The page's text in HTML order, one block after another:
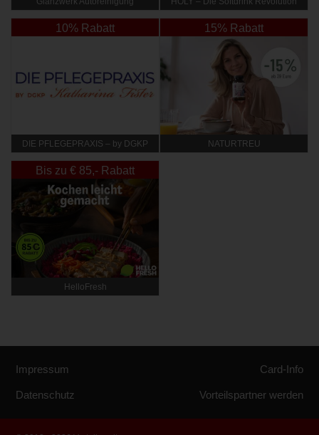
10% Rabatt
DIE PFLEGEPRAXIS – by DGKP
15% Rabatt
NATURTREU
Bis zu € 85,- Rabatt
HelloFresh
Impressum
Datenschutz
Card-Info
Vorteilspartner werden